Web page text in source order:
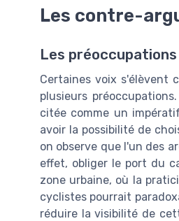
Les contre-
Les
Certaines voix s'élèvent
plusieurs
citée comme un
avoir la possibilité de
on observe que l'un des
effet, obliger le port du
zone urbaine, où la
cyclistes pourrait
réduire la visibilité de